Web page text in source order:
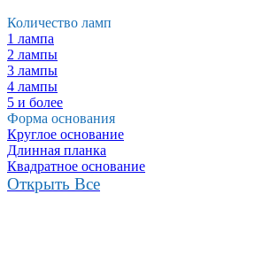
Количество ламп
1 лампа
2 лампы
3 лампы
4 лампы
5 и более
Форма основания
Круглое основание
Длинная планка
Квадратное основание
Открыть Все